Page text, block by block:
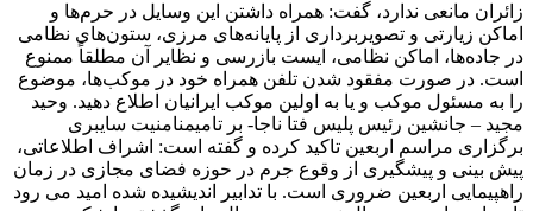
زائران مانعی ندارد، گفت: همراه داشتن این وسایل در حرم‌ها و
اماکن زیارتی و تصویربرداری از پایانه‌های مرزی، ستون‌های نظامی
در جاده‌ها، اماکن نظامی، ایست بازرسی و نظایر آن مطلقاً ممنوع
است. در صورت مفقود شدن تلفن همراه خود در موکب‌ها، موضوع
را به مسئول موکب و یا به اولین موکب ایرانیان اطلاع دهید. وحید
مجید – جانشین رئیس پلیس فتا ناجا- بر تامیمنامنیت سایبری
برگزاری مراسم اربعین تاکید کرده و گفته است: اشراف اطلاعاتی،
پیش بینی و پیشگیری از وقوع جرم در حوزه فضای مجازی در زمان
راهپیمایی اربعین ضروری است. با تدابیر اندیشیده شده امید می رود